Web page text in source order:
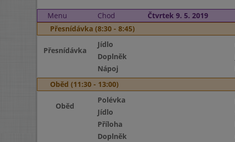
Menu Chod Čtvrtek 9. 5. 2019
Přesnídávka (8:30 - 8:45)
Přesnídávka
Jídlo
Doplněk
Nápoj
Oběd (11:30 - 13:00)
Oběd
Polévka
Jídlo
Příloha
Doplněk